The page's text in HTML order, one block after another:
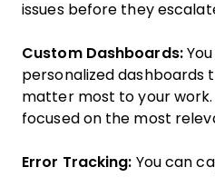
issues before they
Custom Dashboards:
personalized dashboards
matter most to your
focused on the most
Error Tracking: You can